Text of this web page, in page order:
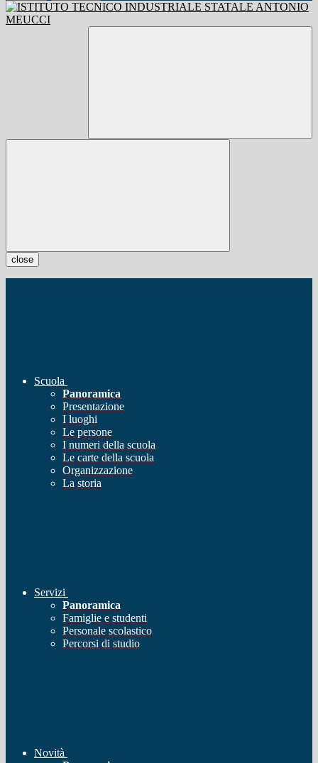
close
Scuola
Panoramica
Presentazione
I luoghi
Le persone
I numeri della scuola
Le carte della scuola
Organizzazione
La storia
Servizi
Panoramica
Famiglie e studenti
Personale scolastico
Percorsi di studio
Novità